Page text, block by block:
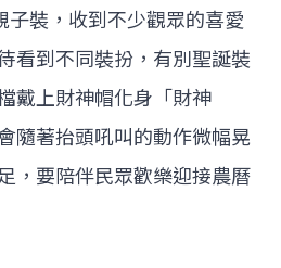
子裝，收到不少觀眾的喜愛
看到不同裝扮，有別聖誕裝
戴上財神帽化身「財神
隨著抬頭吼叫的動作微幅晃
，要陪伴民眾歡樂迎接農曆